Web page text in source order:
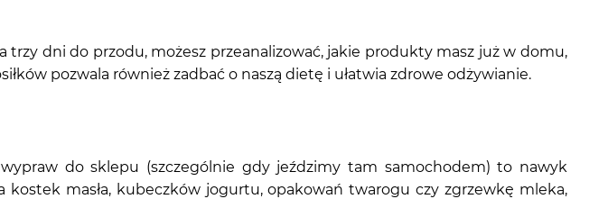
trzy dni do przodu, możesz przeanalizować, jakie produkty masz już w domu,
pozwala również zadbać o naszą dietę i ułatwia zdrowe odżywianie.
do sklepu (szczególnie gdy jeździmy tam samochodem) to nawyk
kostek masła, kubeczków jogurtu, opakowań twarogu czy zgrzewkę mleka,